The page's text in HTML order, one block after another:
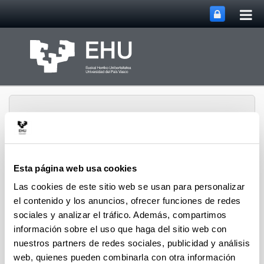
Esta página web usa cookies
Las cookies de este sitio web se usan para personalizar
el contenido y los anuncios, ofrecer funciones de redes
sociales y analizar el tráfico. Además, compartimos
información sobre el uso que haga del sitio web con
nuestros partners de redes sociales, publicidad y análisis
web, quienes pueden combinarla con otra información
Euskobarometro
EL EQUIPO EUSKOBAROMETRO
ENTRE LOS MEJORES
31/10/2013